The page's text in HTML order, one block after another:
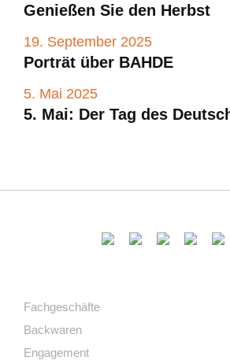
Genießen Sie den Herbst
19. September 2025
Porträt über BAHDE
5. Mai 2025
5. Mai: Der Tag des
Fachgeschäfte
Backwaren
Engagement